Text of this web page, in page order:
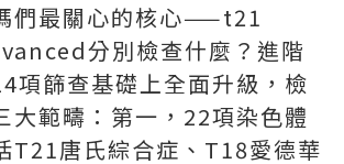
們最關心的核心——t21
分別檢查什麼？進階
項篩查基礎上全面升級，檢
大範疇：第一，22項染色體
T21唐氏綜合症、T18愛德華